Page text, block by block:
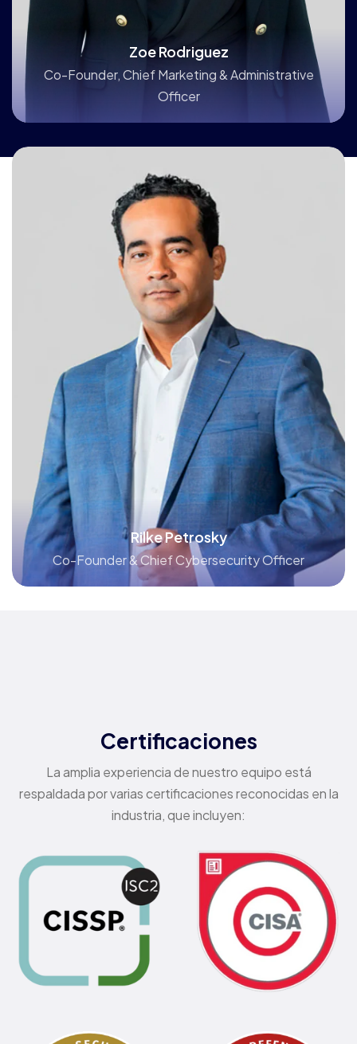
Zoe Rodriguez
Co-Founder, Chief Marketing & Administrative
Officer
Rilke Petrosky
Co-Founder & Chief Cybersecurity Officer
Certificaciones
La amplia experiencia de nuestro equipo está
respaldada por varias certificaciones reconocidas en la
industria, que incluyen: